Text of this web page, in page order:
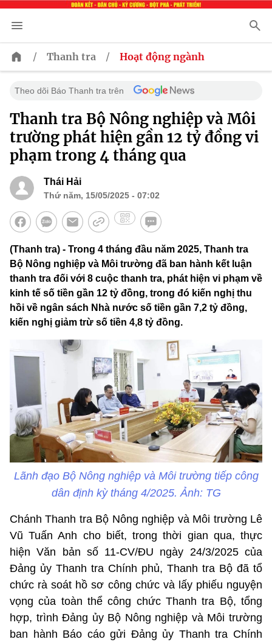
/ Thanh tra / Hoạt động ngành
Theo dõi Báo Thanh tra trên
Thanh tra Bộ Nông nghiệp và Môi
trường phát hiện gần 12 tỷ đồng vi
phạm trong 4 tháng qua
Thái Hải
Thứ năm, 15/05/2025 - 07:02
(Thanh tra) - Trong 4 tháng đầu năm 2025, Thanh tra
Bộ Nông nghiệp và Môi trường đã ban hành kết luận
thanh tra đối với 8 cuộc thanh tra, phát hiện vi phạm về
kinh tế số tiền gần 12 tỷ đồng, trong đó kiến nghị thu
hồi về ngân sách Nhà nước số tiền gần 7,2 tỷ đồng,
kiến nghị giảm trừ số tiền 4,8 tỷ đồng.
Lãnh đạo Bộ Nông nghiệp và Môi trường tiếp công
dân định kỳ tháng 4/2025. Ảnh: TG
Chánh Thanh tra Bộ Nông nghiệp và Môi trường Lê
Vũ Tuấn Anh cho biết, trong thời gian qua, thực
hiện Văn bản số 11-CV/ĐU ngày 24/3/2025 của
Đảng ủy Thanh tra Chính phủ, Thanh tra Bộ đã tổ
chức rà soát hồ sơ công chức và lấy phiếu nguyện
vọng của toàn thể công chức Thanh tra Bộ, tổng
hợp, trình Đảng ủy Bộ Nông nghiệp và Môi trường
ban hành Báo cáo gửi Đảng ủy Thanh tra Chính